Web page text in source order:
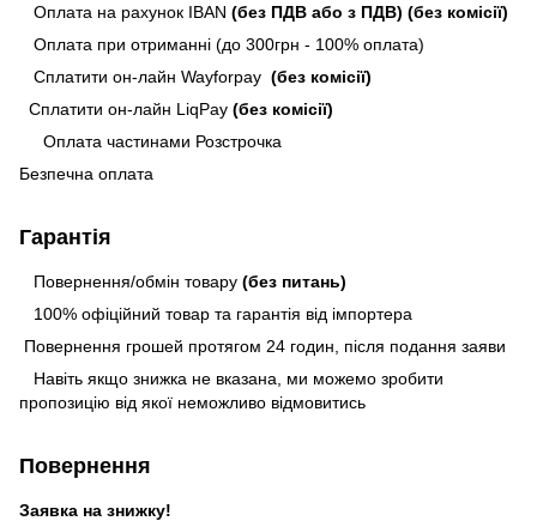
Оплата на рахунок IBAN (без ПДВ або з ПДВ) (без комісії)
Оплата при отриманні (до 300грн - 100% оплата)
Сплатити он-лайн Wayforpay (без комісії)
Сплатити он-лайн LiqPay (без комісії)
Оплата частинами Розстрочка
Безпечна оплата
Гарантія
Повернення/обмін товару (без питань)
100% офіційний товар та гарантія від імпортера
Повернення грошей протягом 24 годин, після подання заяви
Навіть якщо знижка не вказана, ми можемо зробити
пропозицію від якої неможливо відмовитись
Повернення
Заявка на знижку!